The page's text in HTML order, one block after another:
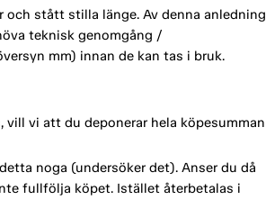
stått stilla länge. Av denna anledning
teknisk genomgång /
mm) innan de kan tas i bruk.
vi att du deponerar hela köpesumman
noga (undersöker det). Anser du då
fullfölja köpet. Istället återbetalas i